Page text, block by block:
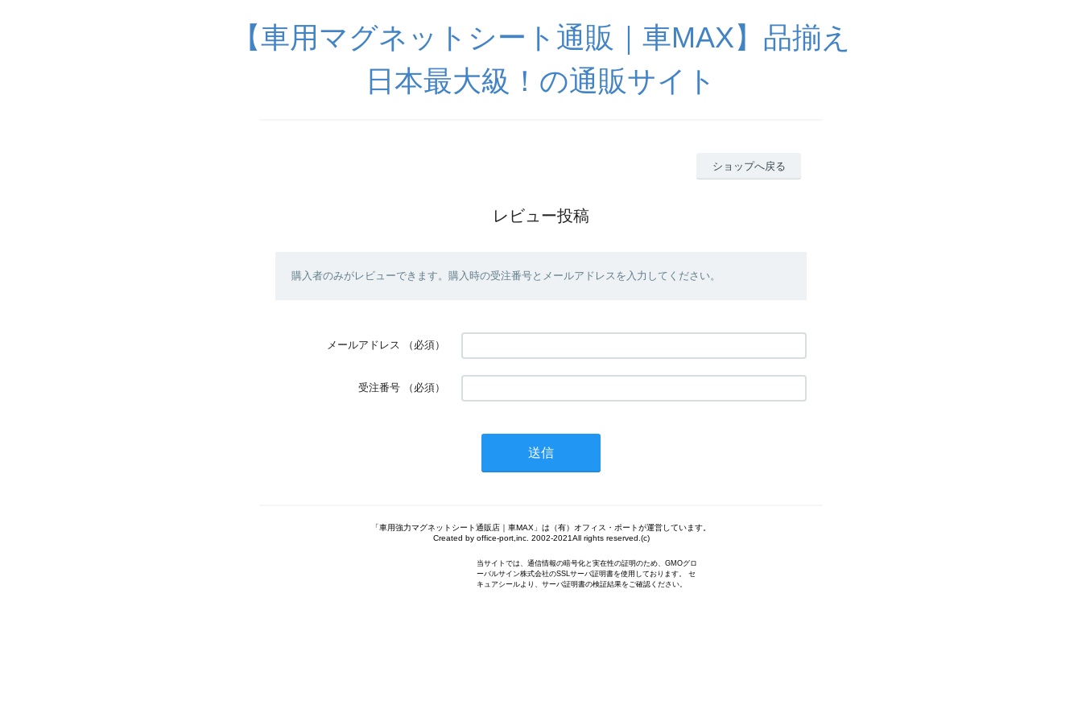
【車用マグネットシート通販｜車MAX】品揃え
日本最大級！の通販サイト
ショップへ戻る
レビュー投稿
購入者のみがレビューできます。購入時の受注番号とメールアドレスを入力してください。
メールアドレス （必須）
受注番号 （必須）
「車用強力マグネットシート通販店｜車MAX」は（有）オフィス・ポートが運営しています。
Created by office-port,inc. 2002-2021All rights reserved.(c)
当サイトでは、通信情報の暗号化と実在性の証明のため、GMOグロ
ーバルサイン株式会社のSSLサーバ証明書を使用しております。 セ
キュアシールより、サーバ証明書の検証結果をご確認ください。